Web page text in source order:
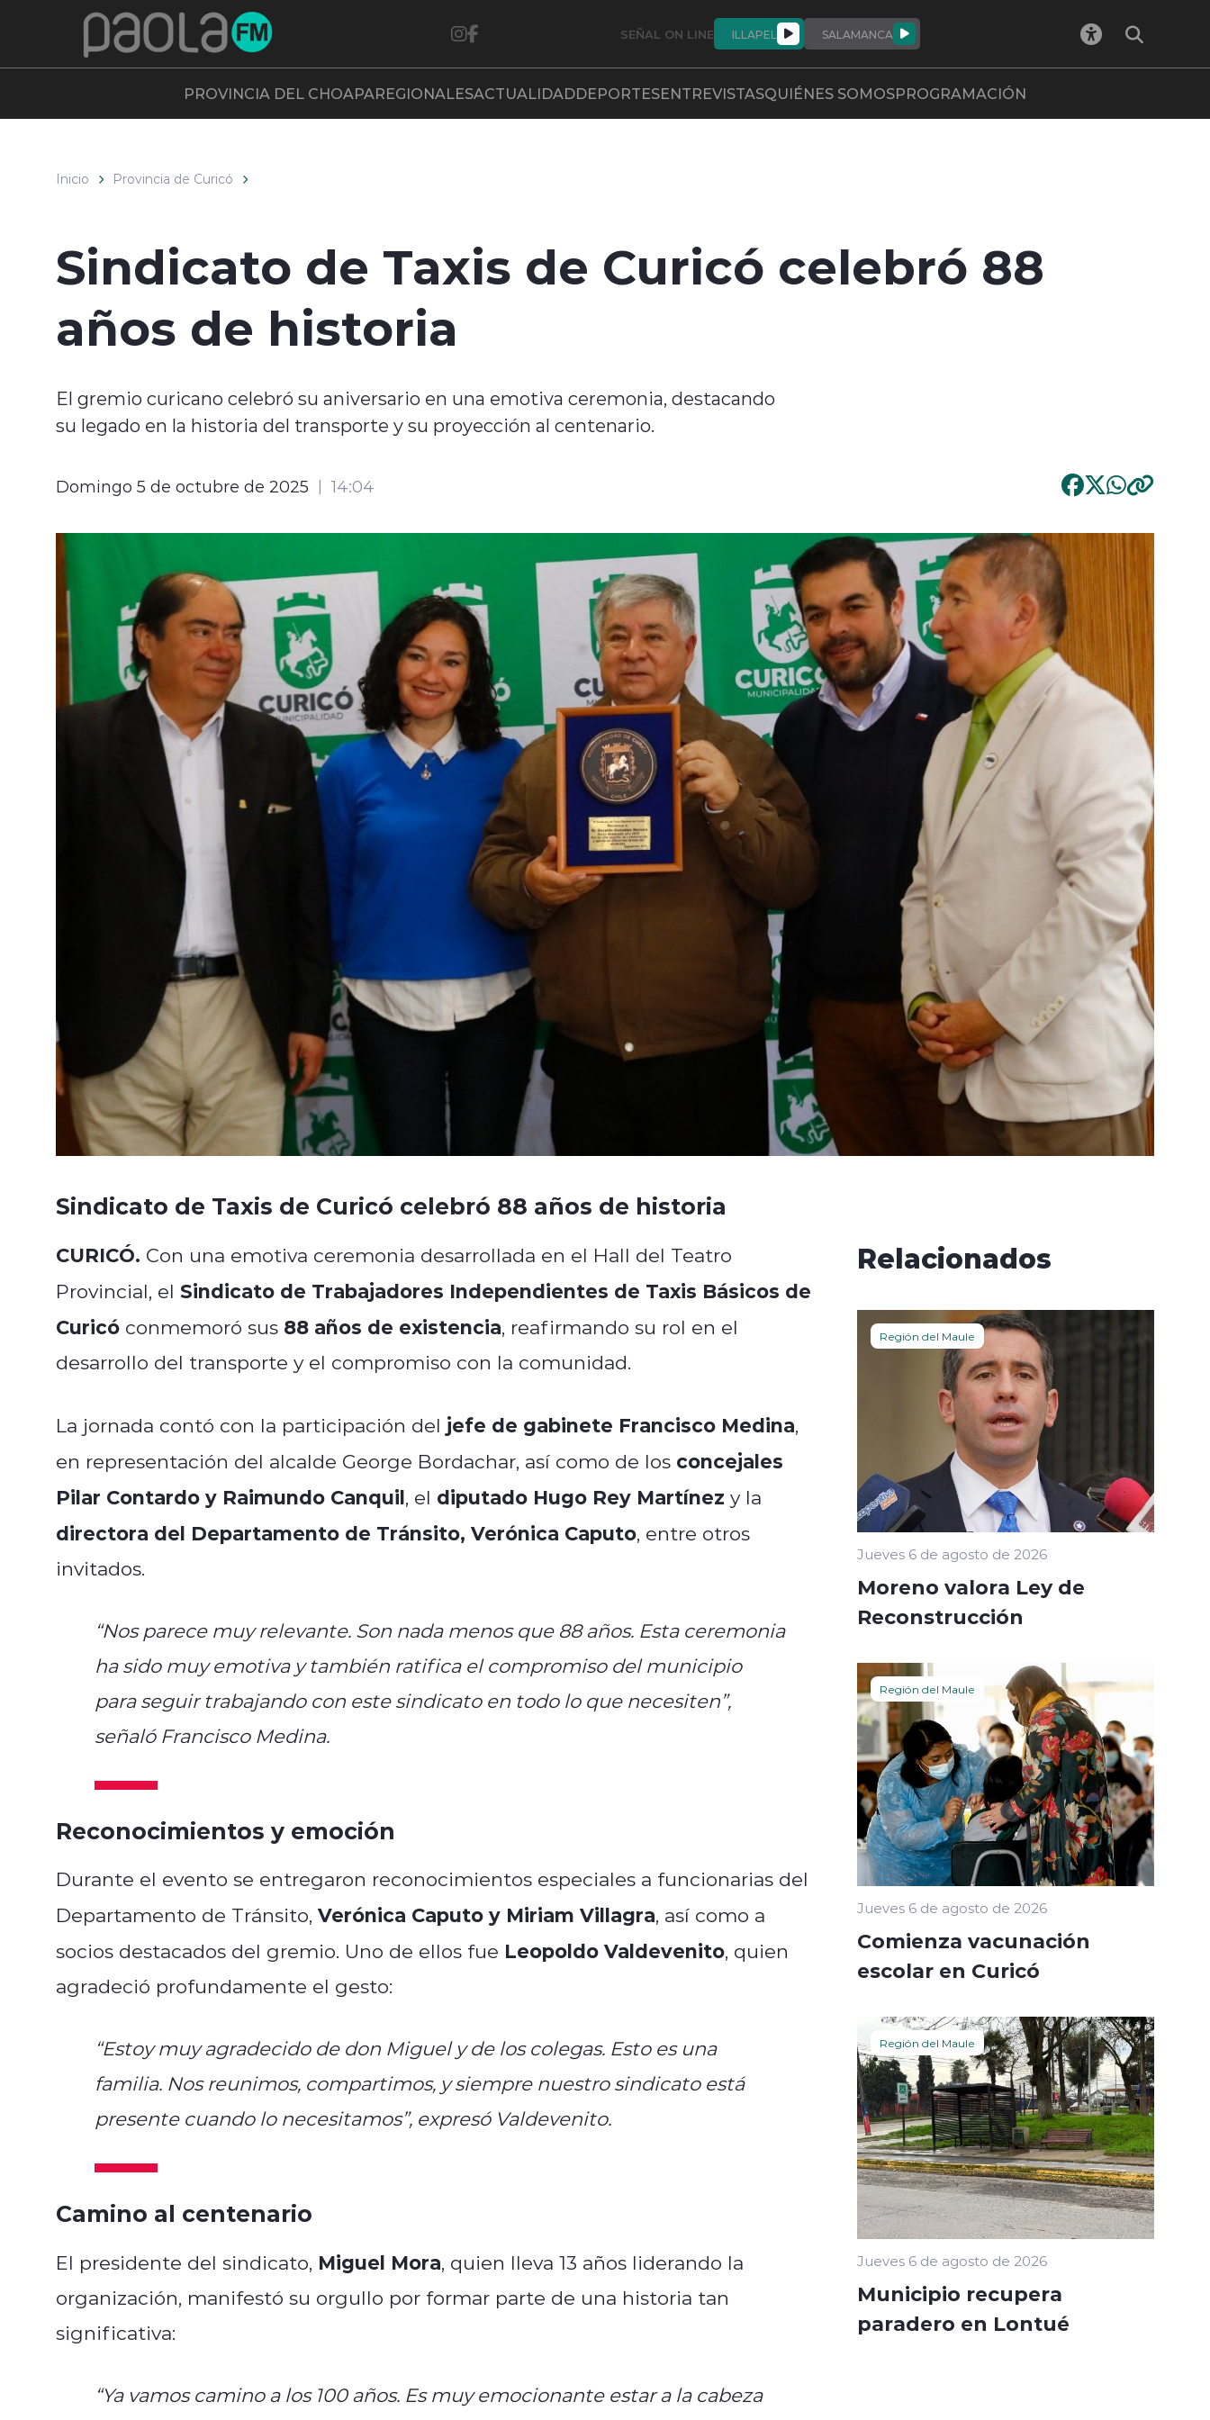
SEÑAL ON LINE ILLAPEL SALAMANCA
PROVINCIA DEL CHOAPAREGIONALESACTUALIDADDEPORTESENTREVISTASQUIÉNES SOMOSPROGRAMACIÓN
Inicio Provincia de Curicó
Sindicato de Taxis de Curicó celebró 88
años de historia
El gremio curicano celebró su aniversario en una emotiva ceremonia, destacando
su legado en la historia del transporte y su proyección al centenario.
Domingo 5 de octubre de 2025 14:04
Sindicato de Taxis de Curicó celebró 88 años de historia
CURICÓ. Con una emotiva ceremonia desarrollada en el Hall del Teatro
Provincial, el Sindicato de Trabajadores Independientes de Taxis Básicos de
Curicó conmemoró sus 88 años de existencia, reafirmando su rol en el
desarrollo del transporte y el compromiso con la comunidad.
La jornada contó con la participación del jefe de gabinete Francisco Medina,
en representación del alcalde George Bordachar, así como de los concejales
Pilar Contardo y Raimundo Canquil, el diputado Hugo Rey Martínez y la
directora del Departamento de Tránsito, Verónica Caputo, entre otros
invitados.
“Nos parece muy relevante. Son nada menos que 88 años. Esta ceremonia
ha sido muy emotiva y también ratifica el compromiso del municipio
para seguir trabajando con este sindicato en todo lo que necesiten”,
señaló Francisco Medina.
Reconocimientos y emoción
Durante el evento se entregaron reconocimientos especiales a funcionarias del
Departamento de Tránsito, Verónica Caputo y Miriam Villagra, así como a
socios destacados del gremio. Uno de ellos fue Leopoldo Valdevenito, quien
agradeció profundamente el gesto:
“Estoy muy agradecido de don Miguel y de los colegas. Esto es una
familia. Nos reunimos, compartimos, y siempre nuestro sindicato está
presente cuando lo necesitamos”, expresó Valdevenito.
Camino al centenario
El presidente del sindicato, Miguel Mora, quien lleva 13 años liderando la
organización, manifestó su orgullo por formar parte de una historia tan
significativa:
“Ya vamos camino a los 100 años. Es muy emocionante estar a la cabeza
Relacionados
Región del Maule
Jueves 6 de agosto de 2026
Moreno valora Ley de
Reconstrucción
Región del Maule
Jueves 6 de agosto de 2026
Comienza vacunación
escolar en Curicó
Región del Maule
Jueves 6 de agosto de 2026
Municipio recupera
paradero en Lontué